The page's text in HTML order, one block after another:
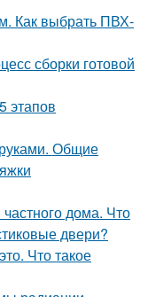
Как выбрать ПВХ-
сборки готовой
этапов
Общие
дома. Что
двери?
Что такое